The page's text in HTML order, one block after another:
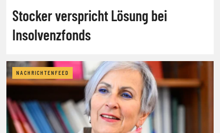
Stocker verspricht Lösung bei
Insolvenzfonds
NACHRICHTENFEED